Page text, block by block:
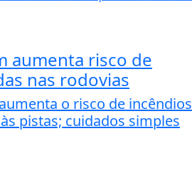
aumenta risco de
nas rodovias
o risco de incêndios
pistas; cuidados simples